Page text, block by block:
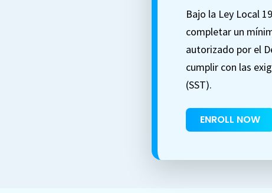
Bajo la Ley Local
completar un
autorizado por el
cumplir con las
(SST).
ENROLL NOW